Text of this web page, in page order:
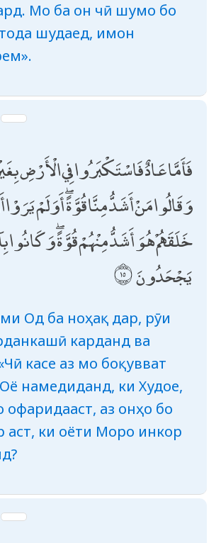
Мо ба он чӣ шумо бо
шудаед, имон
فَأَمَّا عَادٌ فَاسْتَكْبَرُوا فِي الْأَرْضِ
وَقَالُوا مَنْ أَشَدُّ مِنَّا قُوَّةً ۖ أَوَلَمْ يَرَوْا
خَلَقَهُمْ هُوَ أَشَدُّ مِنْهُمْ قُوَّةً ۖ وَكَانُوا
يَجْحَدُونَ
Од ба ноҳақ дар, рӯи
карданд ва
касе аз мо боқувват
Оё намедиданд, ки Худое,
офаридааст, аз онҳо бо
аст, ки оёти Моро инкор